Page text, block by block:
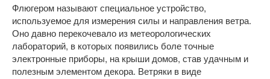
Флюгером называют специальное устройство,
используемое для измерения силы и направления ветра.
Оно давно перекочевало из метеорологических
лабораторий, в которых появились боле точные
электронные приборы, на крыши домов, став удачным и
полезным элементом декора. Ветряки в виде